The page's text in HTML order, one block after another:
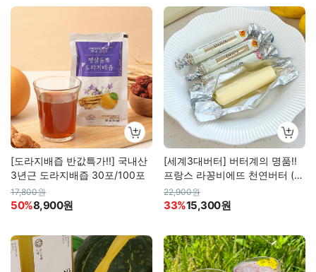
[도라지배즙 반값특가!!] 국내산
3년근 도라지배즙 30포/100포
17,800원
50%8,900원
[세계3대버터] 버터계의 명품!!
프랑스 라꽁비에뜨 천연버터 (무
염/가염)
22,900원
33%15,300원